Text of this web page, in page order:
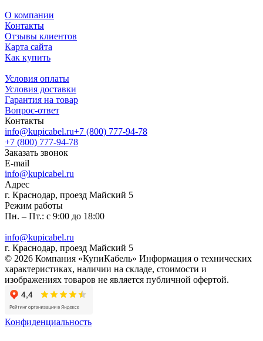
О компании
Контакты
Отзывы клиентов
Карта сайта
Как купить
Условия оплаты
Условия доставки
Гарантия на товар
Вопрос-ответ
Контакты
info@kupicabel.ru+7 (800) 777-94-78
+7 (800) 777-94-78
Заказать звонок
E-mail
info@kupicabel.ru
Адрес
г. Краснодар, проезд Майский 5
Режим работы
Пн. – Пт.: с 9:00 до 18:00
info@kupicabel.ru
г. Краснодар, проезд Майский 5
© 2026 Компания «КупиКабель» Информация о технических
характеристиках, наличии на складе, стоимости и
изображениях товаров не является публичной офертой.
Конфиденциальность